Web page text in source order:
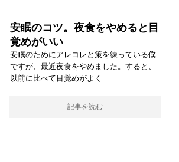
安眠のコツ。夜食をやめると目
覚めがいい
安眠のためにアレコレと策を練っている僕
ですが、最近夜食をやめました。すると、
以前に比べて目覚めがよく
記事を読む